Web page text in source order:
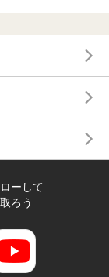
ーして
ろう